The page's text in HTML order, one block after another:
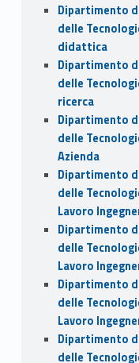
Dipartimento
delle
didattica
Dipartimento
delle
ricerca
Dipartimento
delle
Azienda
Dipartimento
delle
Lavoro
Dipartimento
delle
Lavoro
Dipartimento
delle
Lavoro
Dipartimento
delle